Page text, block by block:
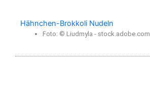
Hähnchen-Brokkoli Nudeln
Foto: © Liudmyla - stock.adobe.com